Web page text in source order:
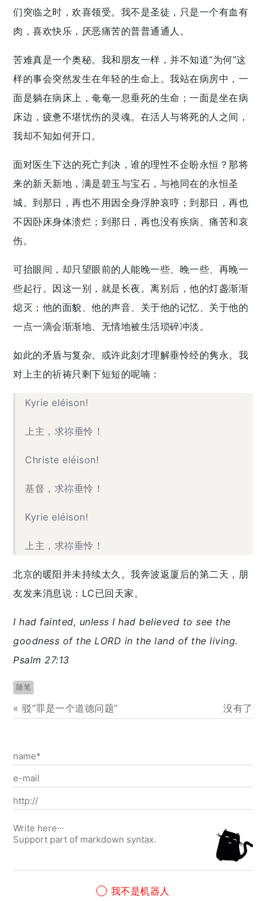
们突临之时，欢喜领受。我不是圣徒，只是一个有血有
肉，喜欢快乐，厌恶痛苦的普普通通人。
苦难真是一个奥秘。我和朋友一样，并不知道“为何”这
样的事会突然发生在年轻的生命上。我站在病房中，一
面是躺在病床上，奄奄一息垂死的生命；一面是坐在病
床边，疲惫不堪忧伤的灵魂。在活人与将死的人之间，
我却不知如何开口。
面对医生下达的死亡判决，谁的理性不企盼永恒？那将
来的新天新地，满是碧玉与宝石，与祂同在的永恒圣
城。到那日，再也不用因全身浮肿哀哼；到那日，再也
不因卧床身体溃烂；到那日，再也没有疾病、痛苦和哀
伤。
可抬眼间，却只望眼前的人能晚一些、晚一些、再晚一
些起行。因这一别，就是长夜。离别后，他的灯盏渐渐
熄灭；他的面貌、他的声音、关于他的记忆、关于他的
一点一滴会渐渐地、无情地被生活琐碎冲淡。
如此的矛盾与复杂。或许此刻才理解垂怜经的隽永。我
对上主的祈祷只剩下短短的呢喃：
Kyrie eléison!
上主，求祢垂怜！
Christe eléison!
基督，求祢垂怜！
Kyrie eléison!
上主，求祢垂怜！
北京的暖阳并未持续太久。我奔波返厦后的第二天，朋
友发来消息说：LC已回天家。
I had fainted, unless I had believed to see the
goodness of the LORD in the land of the living.
Psalm 27:13
随笔
«驳“罪是一个道德问题” 没有了
我不是机器人